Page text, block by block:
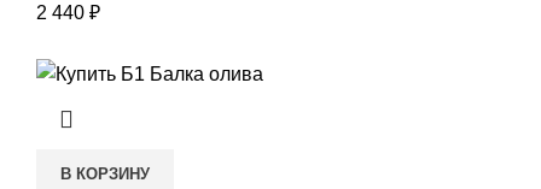
2 440 ₽
В КОРЗИНУ